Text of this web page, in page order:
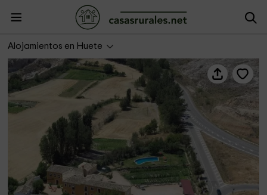
Alojamientos en Huete
Hotel La Posada del Borbotón